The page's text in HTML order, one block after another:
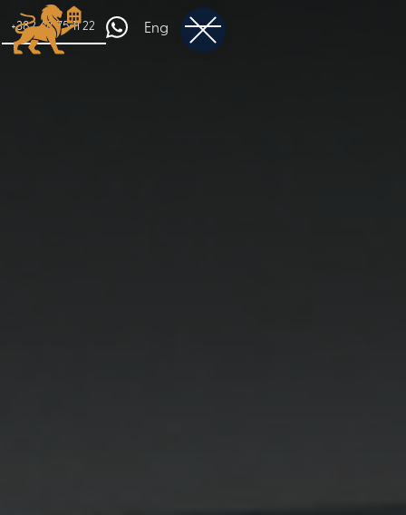
+382 68 75 11 22 Eng